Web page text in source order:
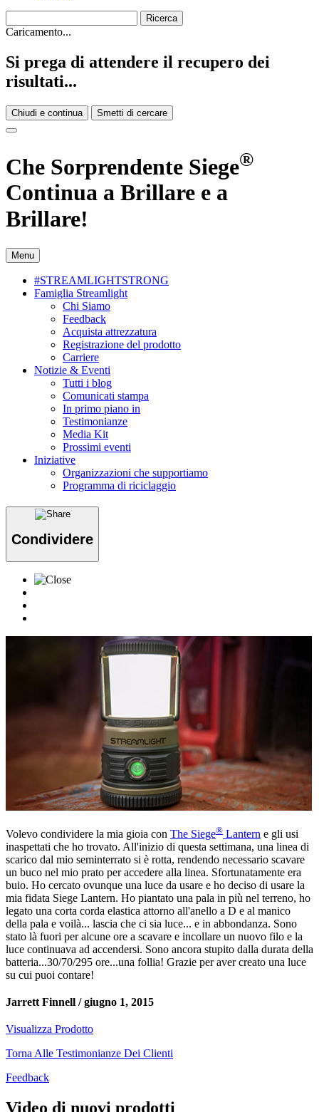
Caricamento...
Si prega di attendere il recupero dei
risultati...
Chiudi e continua Smetti di cercare
Che Sorprendente Siege®
Continua a Brillare e a
Brillare!
Menu
#STREAMLIGHTSTRONG
Famiglia Streamlight
Chi Siamo
Feedback
Acquista attrezzatura
Registrazione del prodotto
Carriere
Notizie & Eventi
Tutti i blog
Comunicati stampa
In primo piano in
Testimonianze
Media Kit
Prossimi eventi
Iniziative
Organizzazioni che supportiamo
Programma di riciclaggio
Condividere
Volevo condividere la mia gioia con The Siege® Lantern e gli usi
inaspettati che ho trovato. All'inizio di questa settimana, una linea di
scarico dal mio seminterrato si è rotta, rendendo necessario scavare
un buco nel mio prato per accedere alla linea. Sfortunatamente era
buio. Ho cercato ovunque una luce da usare e ho deciso di usare la
mia fidata Siege Lantern. Ho piantato una pala in più nel terreno, ho
legato una corta corda elastica attorno all'anello a D e al manico
della pala e voilà... lascia che ci sia luce... e in abbondanza. Sono
stato là fuori per alcune ore a scavare e incollare un nuovo filo e la
luce continuava ad accendersi. Sono ancora stupito dalla durata della
batteria...30/70/295 ore...una follia! Grazie per aver creato una luce
su cui puoi contare!
Jarrett Finnell /giugno 1, 2015
Visualizza Prodotto
Torna Alle Testimonianze Dei Clienti
Feedback
Video di nuovi prodotti